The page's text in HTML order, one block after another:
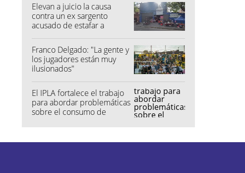
Elevan a juicio la causa
contra un ex sargento
acusado de estafar a
Franco Delgado: "La gente y
los jugadores están muy
ilusionados"
El IPLA fortalece el trabajo
para abordar problemáticas
sobre el consumo de